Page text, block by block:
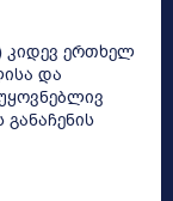
კიდევ ერთხელ
და